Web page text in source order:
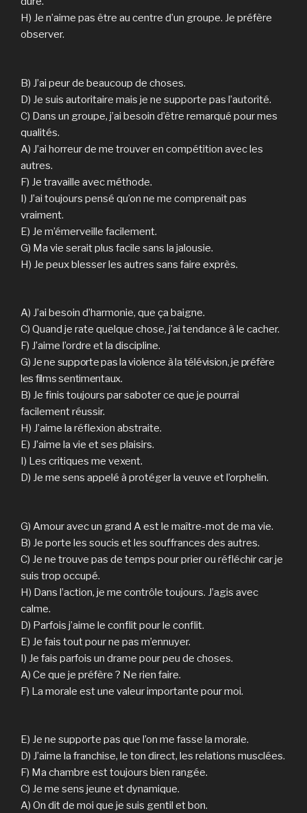
H) Je n’aime pas être au centre d’un groupe. Je préfère
observer.
B) J’ai peur de beaucoup de choses.
D) Je suis autoritaire mais je ne supporte pas l’autorité.
C) Dans un groupe, j’ai besoin d’être remarqué pour mes
qualités.
A) J’ai horreur de me trouver en compétition avec les
autres.
F) Je travaille avec méthode.
I) J’ai toujours pensé qu’on ne me comprenait pas
vraiment.
E) Je m’émerveille facilement.
G) Ma vie serait plus facile sans la jalousie.
H) Je peux blesser les autres sans faire exprès.
A) J’ai besoin d’harmonie, que ça baigne.
C) Quand je rate quelque chose, j’ai tendance à le cacher.
F) J’aime l’ordre et la discipline.
G) Je ne supporte pas la violence à la télévision, je préfère
les films sentimentaux.
B) Je finis toujours par saboter ce que je pourrai
facilement réussir.
H) J’aime la réflexion abstraite.
E) J’aime la vie et ses plaisirs.
I) Les critiques me vexent.
D) Je me sens appelé à protéger la veuve et l’orphelin.
G) Amour avec un grand A est le maître-mot de ma vie.
B) Je porte les soucis et les souffrances des autres.
C) Je ne trouve pas de temps pour prier ou réfléchir car je
suis trop occupé.
H) Dans l’action, je me contrôle toujours. J’agis avec
calme.
D) Parfois j’aime le conflit pour le conflit.
E) Je fais tout pour ne pas m’ennuyer.
I) Je fais parfois un drame pour peu de choses.
A) Ce que je préfère ? Ne rien faire.
F) La morale est une valeur importante pour moi.
E) Je ne supporte pas que l’on me fasse la morale.
D) J’aime la franchise, le ton direct, les relations musclées.
F) Ma chambre est toujours bien rangée.
C) Je me sens jeune et dynamique.
A) On dit de moi que je suis gentil et bon.